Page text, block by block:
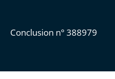
Conclusion n° 388979